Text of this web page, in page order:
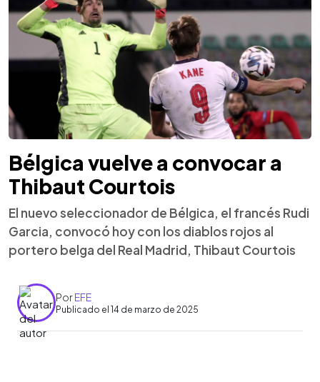
Bélgica vuelve a convocar a
Thibaut Courtois
El nuevo seleccionador de Bélgica, el francés Rudi
Garcia, convocó hoy con los diablos rojos al
portero belga del Real Madrid, Thibaut Courtois
PorEFE
Publicado el 14 de marzo de 2025